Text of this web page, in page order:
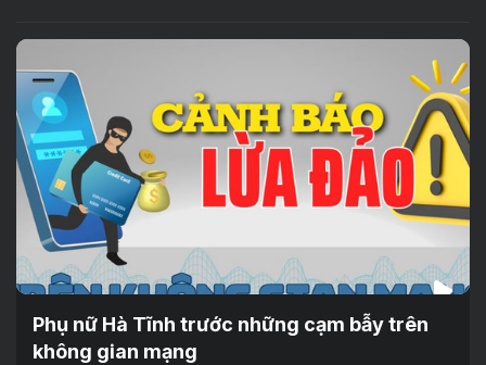
Phụ nữ Hà Tĩnh trước những cạm bẫy trên
không gian mạng